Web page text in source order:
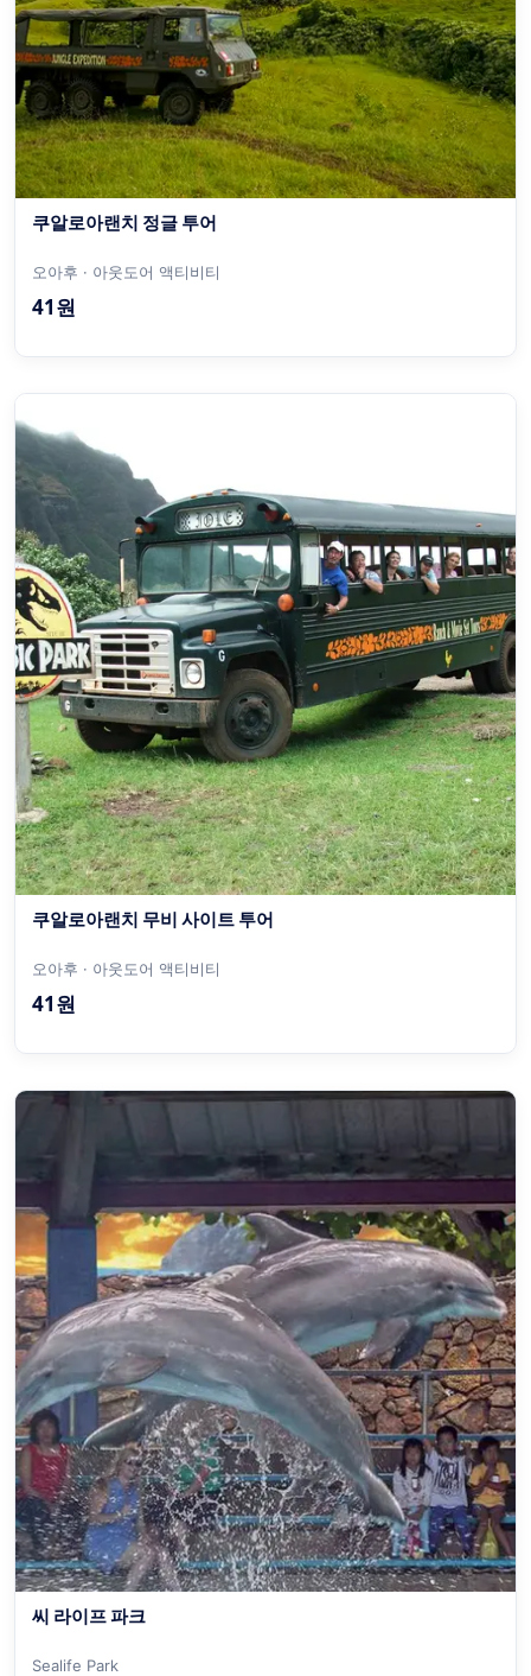
쿠알로아랜치 정글 투어
오아후 · 아웃도어 액티비티
41원
쿠알로아랜치 무비 사이트 투어
오아후 · 아웃도어 액티비티
41원
씨 라이프 파크
Sealife Park